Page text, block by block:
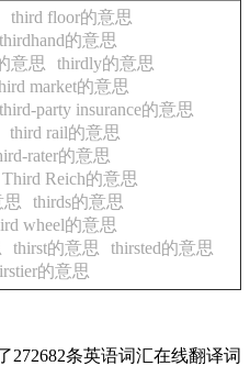
third floor的意思
thirdhand的意思
意思
thirdly的意思
market的意思
third-party insurance的意思
third rail的意思
rater的意思
Third Reich的意思
思
thirds的意思
wheel的意思
thirst的意思
thirsted的意思
的意思
272682条英语词汇在线翻译词